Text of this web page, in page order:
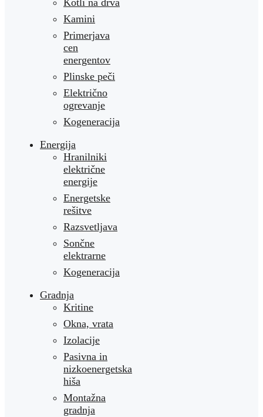
Kotli na drva
Kamini
Primerjava
cen
energentov
Plinske peči
Električno
ogrevanje
Kogeneracija
Energija
Hranilniki
električne
energije
Energetske
rešitve
Razsvetljava
Sončne
elektrarne
Kogeneracija
Gradnja
Kritine
Okna, vrata
Izolacije
Pasivna in
nizkoenergetska
hiša
Montažna
gradnja